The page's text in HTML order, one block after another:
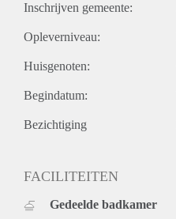
Inschrijven gemeente:
Opleverniveau:
Huisgenoten:
Begindatum:
Bezichtiging
FACILITEITEN
Gedeelde badkamer